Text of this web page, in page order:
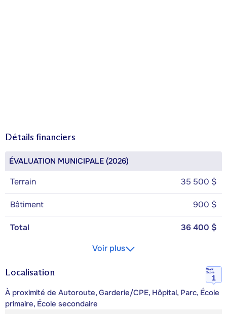
Détails financiers
ÉVALUATION MUNICIPALE (2026)
Terrain 35 500 $
Bâtiment 900 $
Total
36 400 $
Voir plus
Localisation
Walk
Score
1
À proximité de Autoroute, Garderie/CPE, Hôpital, Parc, École
primaire, École secondaire